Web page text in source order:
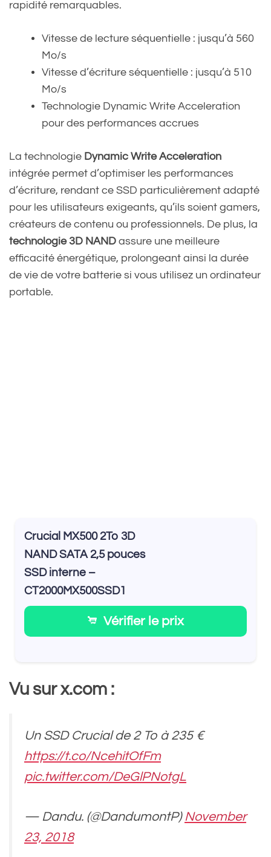
rapidité remarquables.
Vitesse de lecture séquentielle : jusqu’à 560
Mo/s
Vitesse d’écriture séquentielle : jusqu’à 510
Mo/s
Technologie Dynamic Write Acceleration
pour des performances accrues
La technologie Dynamic Write Acceleration
intégrée permet d’optimiser les performances
d’écriture, rendant ce SSD particulièrement adapté
pour les utilisateurs exigeants, qu’ils soient gamers,
créateurs de contenu ou professionnels. De plus, la
technologie 3D NAND assure une meilleure
efficacité énergétique, prolongeant ainsi la durée
de vie de votre batterie si vous utilisez un ordinateur
portable.
Crucial MX500 2To 3D
NAND SATA 2,5 pouces
SSD interne –
CT2000MX500SSD1
Vérifier le prix
Vu sur x.com :
Un SSD Crucial de 2 To à 235 €
https://t.co/NcehitOfFm
pic.twitter.com/DeGlPNotgL
— Dandu. (@DandumontP)November
23, 2018